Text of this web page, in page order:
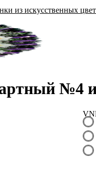
из искусственных
№4